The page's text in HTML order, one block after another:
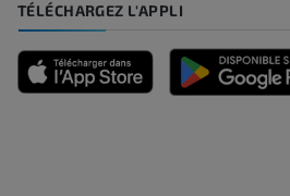
TÉLÉCHARGEZ L'APPLI